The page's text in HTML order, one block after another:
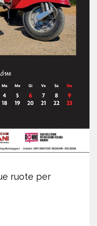
ruote per